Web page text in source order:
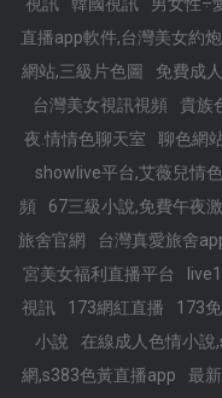
直播app軟件,台灣美女約
網站,三級片色圖
免費成
台灣美女視訊視頻
貴族
夜.情情色聊天室
聊色網
showlive平台,艾薇兒情
頻
67三級小說,免費午夜
旅舍官網
台灣真愛旅舍
宮美女福利直播平台
視訊
173網紅直播 173
小說
在線成人色情小說
網,s383色黃直播app
最